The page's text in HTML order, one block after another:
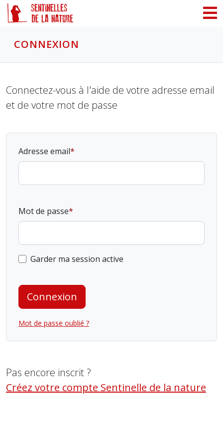
CONNEXION
Connectez-vous à l'aide de votre adresse email
et de votre mot de passe
Adresse email
Mot de passe
Garder ma session active
Connexion
Mot de passe oublié ?
Pas encore inscrit ?
Créez votre compte Sentinelle de la nature
Panneau de gestion des cookies